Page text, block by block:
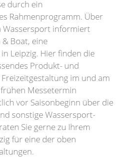
durch ein
Rahmenprogramm. Über
informiert
Boat, eine
Leipzig. Hier finden die
Produkt- und
im und am
Messetermin
vor Saisonbeginn über die
sonstige Wassersport-
Sie gerne zu Ihrem
für eine der oben